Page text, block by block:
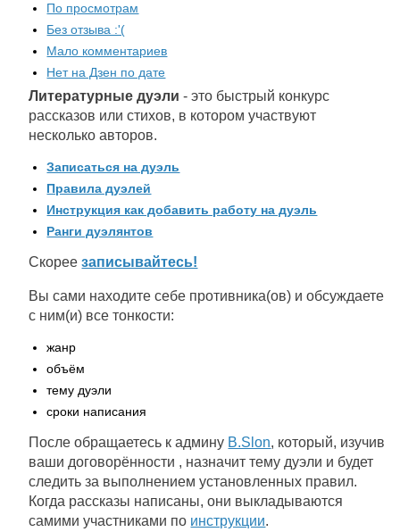
По просмотрам
Без отзыва :'(
Мало комментариев
Нет на Дзен по дате
Литературные дуэли - это быстрый конкурс
рассказов или стихов, в котором участвуют
несколько авторов.
Записаться на дуэль
Правила дуэлей
Инструкция как добавить работу на дуэль
Ранги дуэлянтов
Скореезаписывайтесь!
Вы сами находите себе противника(ов) и обсуждаете
с ним(и) все тонкости:
жанр
объём
тему дуэли
сроки написания
После обращаетесь к админу B.Slon, который, изучив
ваши договорённости , назначит тему дуэли и будет
следить за выполнением установленных правил.
Когда рассказы написаны, они выкладываются
самими участниками по инструкции.